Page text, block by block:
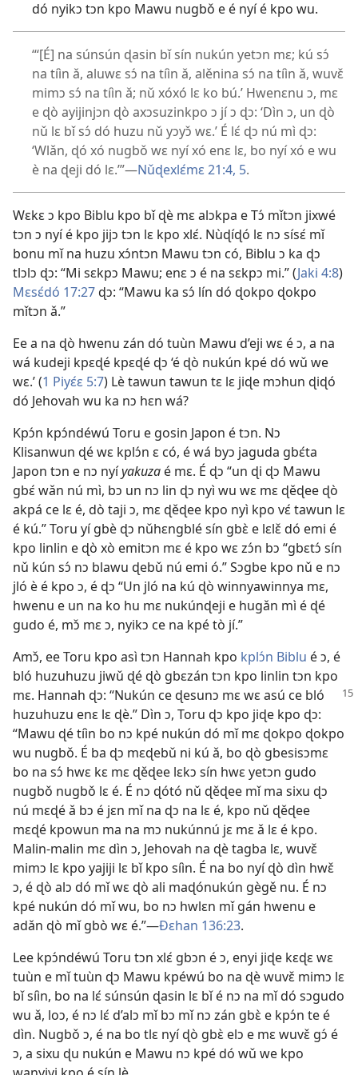
dó nyikɔ tɔn kpo Mawu nugbǒ e é nyí é kpo wu.
“‘[É] na súnsún ɖasin bǐ sín nukún yetɔn mɛ; kú sɔ́
na tíìn ǎ, aluwɛ sɔ́ na tíìn ǎ, alěnina sɔ́ na tíìn ǎ, wuvɛ̌
mimɔ sɔ́ na tíìn ǎ; nǔ xóxó lɛ ko bú.’ Hwenɛnu ɔ, mɛ
e ɖò ayijinjɔn ɖò axɔsuzinkpo ɔ jí ɔ ɖɔ: ‘Dìn ɔ, un ɖò
nǔ lɛ bǐ sɔ́ dó huzu nǔ yɔyɔ̌ wɛ.’ É lɛ́ ɖɔ nú mì ɖɔ:
‘Wlǎn, ɖó xó nugbǒ wɛ nyí xó enɛ lɛ, bo nyí xó e wu
è na ɖeji dó lɛ.’”​—Nǔɖexlɛ́mɛ 21:4, 5.
Wɛkɛ ɔ kpo Biblu kpo bǐ ɖè mɛ alɔkpa e Tɔ́ mǐtɔn jixwé
tɔn ɔ nyí é kpo jijɔ tɔn lɛ kpo xlɛ́. Nùɖíɖó lɛ nɔ sísɛ́ mǐ
bonu mǐ na huzu xɔ́ntɔn Mawu tɔn có, Biblu ɔ ka ɖɔ
tlɔlɔ ɖɔ: “Mi sɛkpɔ Mawu; enɛ ɔ é na sɛkpɔ mi.” (Jaki 4:8)
Mɛsɛ́dó 17:27ɖɔ: “Mawu ka sɔ́ lín dó ɖokpo ɖokpo
mǐtɔn ǎ.”
Ee a na ɖò hwenu zán dó tuùn Mawu d’eji wɛ é ɔ, a na
wá kudeji kpɛɖé kpɛɖé ɖɔ ‘é ɖò nukún kpé dó wǔ we
wɛ.’ (1 Piyɛ́ɛ 5:7) Lè tawun tawun tɛ lɛ jiɖe mɔhun ɖiɖó
dó Jehovah wu ka nɔ hɛn wá?
Kpɔ́n kpɔ́ndéwú Toru e gosin Japon é tɔn. Nɔ
Klisanwun ɖé wɛ kplɔ́n ɛ có, é wá byɔ jaguda gbɛ́ta
Japon tɔn e nɔ nyíyakuza é mɛ. É ɖɔ “un ɖi ɖɔ Mawu
gbɛ́ wǎn nú mì, bɔ un nɔ lin ɖɔ nyì wu wɛ mɛ ɖěɖee ɖò
akpá ce lɛ é, dò taji ɔ, mɛ ɖěɖee kpo nyì kpo vɛ́ tawun lɛ
é kú.” Toru yí gbè ɖɔ nǔhɛngblé sín gbɛ̀ e lɛlɛ̌ dó emi é
kpo linlin e ɖò xò emitɔn mɛ é kpo wɛ zɔ́n bɔ “gbɛtɔ́ sín
nǔ kún sɔ́ nɔ blawu ɖebǔ nú emi ó.” Sɔgbe kpo nǔ e nɔ
jló è é kpo ɔ, é ɖɔ “Un jló na kú ɖò winnyawinnya mɛ,
hwenu e un na ko hu mɛ nukúnɖeji e hugǎn mì é ɖé
gudo é, mɔ̌ mɛ ɔ, nyikɔ ce na kpé tò jí.”
Amɔ̌, ee Toru kpo asì tɔn Hannah kpo kplɔ́n Biblu é ɔ, é
bló huzuhuzu jiwǔ ɖé ɖò gbɛzán tɔn kpo linlin tɔn kpo
mɛ. Hannah ɖɔ: “Nukún ce ɖesunɔ mɛwɛ asú ce bló
huzuhuzu enɛ lɛ ɖè.” Dìn ɔ, Toru ɖɔ kpo jiɖe kpo ɖɔ:
“Mawu ɖé tíìn bo nɔ kpé nukún dó mǐ mɛ ɖokpo ɖokpo
wu nugbǒ. É ba ɖɔ mɛɖebǔ ni kú ǎ, bo ɖò gbesisɔmɛ
bo na sɔ́ hwɛ kɛ mɛ ɖěɖee lɛkɔ sín hwɛ yetɔn gudo
nugbǒ nugbǒ lɛ é. É nɔ ɖótó nǔ ɖěɖee mǐ ma sixu ɖɔ
nú mɛɖé ǎ bɔ é jɛn mǐ na ɖɔ na lɛ é, kpo nǔ ɖěɖee
mɛɖé kpowun ma na mɔ nukúnnú jɛ mɛ ǎ lɛ é kpo.
Malin-malin mɛ dìn ɔ, Jehovah na ɖè tagba lɛ, wuvɛ̌
mimɔ lɛ kpo yajiji lɛ bǐ kpo síìn. É na bo nyí ɖò dìn hwɛ̌
ɔ, é ɖò alɔ dó mǐ wɛ ɖò ali maɖónukún gègě nu. É nɔ
kpé nukún dó mǐ wu, bo nɔ hwlɛn mǐ gán hwenu e
adǎn ɖò mǐ gbò wɛ é.”​—Ðɛhan 136:23.
Lee kpɔ́ndéwú Toru tɔn xlɛ́ gbɔn é ɔ, enyi jiɖe kɛɖɛ wɛ
tuùn e mǐ tuùn ɖɔ Mawu kpéwú bo na ɖè wuvɛ̌ mimɔ lɛ
bǐ síìn, bo na lɛ́ súnsún ɖasin lɛ bǐ é nɔ na mǐ dó sɔgudo
wu ǎ, loɔ, é nɔ lɛ́ d’alɔ mǐ bɔ mǐ nɔ zán gbɛ̀ e kpɔ́n te é
dìn. Nugbǒ ɔ, é na bo tlɛ nyí ɖò gbɛ̀ elɔ e mɛ wuvɛ̌ gɔ́ é
ɔ, a sixu ɖu nukún e Mawu nɔ kpé dó wǔ we kpo